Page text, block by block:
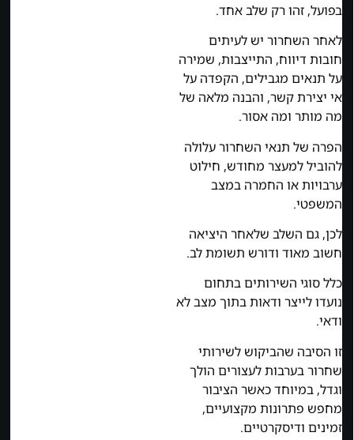
בפועל, זהו רק שלב אחד.
לאחר השחרור יש לעיתים
חובות דיווח, התייצבות, שמירה
על תנאים מגבילים, הקפדה על
אי יצירת קשר, והבנה מלאה של
מה מותר ומה אסור.
הפרה של תנאי השחרור עלולה
להוביל למעצר מחודש, חילוט
ערבויות או החמרה במצב
המשפטי.
לכן, גם השלב שלאחר היציאה
חשוב מאוד ודורש תשומת לב.
כלל סוגי השירותים בתחום
נועדו לייצר ודאות בתוך מצב לא
ודאי.
זו הסיבה שהביקוש לשירותי
שחרור בערבות לעצורים הולך
וגדל, במיוחד כאשר הציבור
מחפש פתרונות מקצועיים,
זמינים ודיסקרטיים.